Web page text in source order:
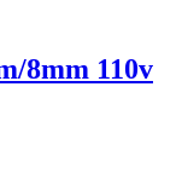
8mm 110v